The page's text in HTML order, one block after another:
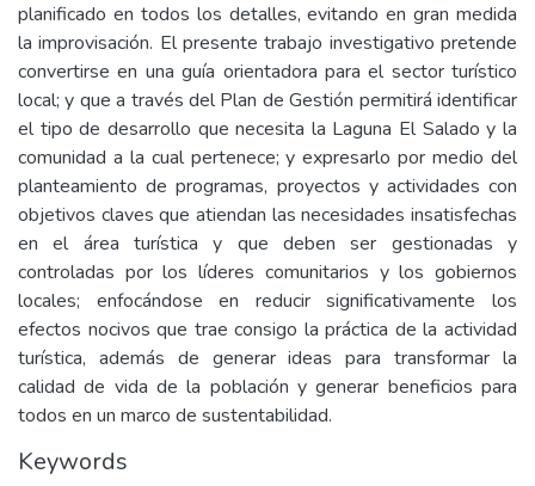
planificado en todos los detalles, evitando en gran medida
la improvisación. El presente trabajo investigativo pretende
convertirse en una guía orientadora para el sector turístico
local; y que a través del Plan de Gestión permitirá identificar
el tipo de desarrollo que necesita la Laguna El Salado y la
comunidad a la cual pertenece; y expresarlo por medio del
planteamiento de programas, proyectos y actividades con
objetivos claves que atiendan las necesidades insatisfechas
en el área turística y que deben ser gestionadas y
controladas por los líderes comunitarios y los gobiernos
locales; enfocándose en reducir significativamente los
efectos nocivos que trae consigo la práctica de la actividad
turística, además de generar ideas para transformar la
calidad de vida de la población y generar beneficios para
todos en un marco de sustentabilidad.
Keywords